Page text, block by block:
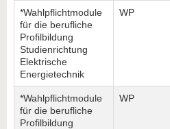
*Wahlpflichtmodule
für die berufliche
Profilbildung
Studienrichtung
Elektrische
Energietechnik
WP
*Wahlpflichtmodule
für die berufliche
Profilbildung
WP